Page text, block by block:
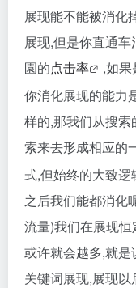
展现能不能被消化
展现,但是你直通
園的点击率 ,如
你消化展现的能力
样的,那我们从搜
索来去形成相应的
式,但始终的大致
之后我们能都消化
流量)我们在展现
或许就会越多,就
关键词展现,展现